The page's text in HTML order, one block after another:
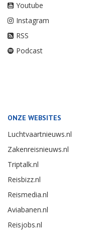
Youtube
Instagram
RSS
Podcast
ONZE WEBSITES
Luchtvaartnieuws.nl
Zakenreisnieuws.nl
Triptalk.nl
Reisbizz.nl
Reismedia.nl
Aviabanen.nl
Reisjobs.nl